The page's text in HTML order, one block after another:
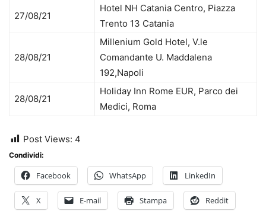
27/08/21
Hotel NH Catania Centro, Piazza
Trento 13 Catania
28/08/21
Millenium Gold Hotel, V.le
Comandante U. Maddalena
192,Napoli
28/08/21
Holiday Inn Rome EUR, Parco dei
Medici, Roma
Post Views: 4
Condividi:
Facebook WhatsApp LinkedIn
X E-mail Stampa Reddit